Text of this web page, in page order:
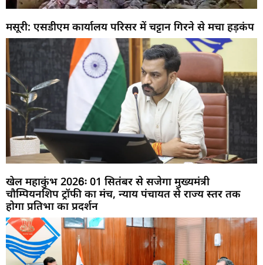
मसूरी: एसडीएम कार्यालय परिसर में चट्टान गिरने से मचा हड़कंप
खेल महाकुंभ 2026ः 01 सितंबर से सजेगा मुख्यमंत्री
चौम्पियनशिप ट्रॉफी का मंच, न्याय पंचायत से राज्य स्तर तक
होगा प्रतिभा का प्रदर्शन